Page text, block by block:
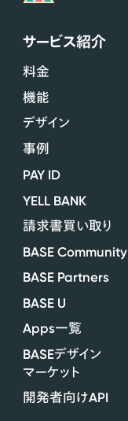
サービス紹介
料金
機能
デザイン
事例
PAY ID
YELL BANK
請求書買い取り
BASE Community
BASE Partners
BASE U
Apps一覧
BASEデザイン
マーケット
開発者向けAPI